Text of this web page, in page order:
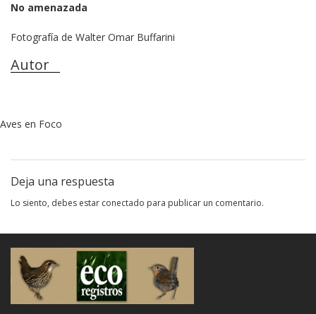
No amenazada
Fotografía de Walter Omar Buffarini
Autor
Aves en Foco
Deja una respuesta
Lo siento, debes estar conectado para publicar un comentario.